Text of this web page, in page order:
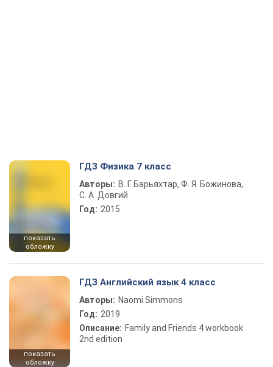
показать
обложку
ГДЗ Физика 7 класс
Авторы: В. Г. Барьяхтар, Ф. Я. Божинова,
С. А. Довгий
Год: 2015
показать
обложку
ГДЗ Английский язык 4 класс
Авторы: Naomi Simmons
Год: 2019
Описание: Family and Friends 4 workbook
2nd edition